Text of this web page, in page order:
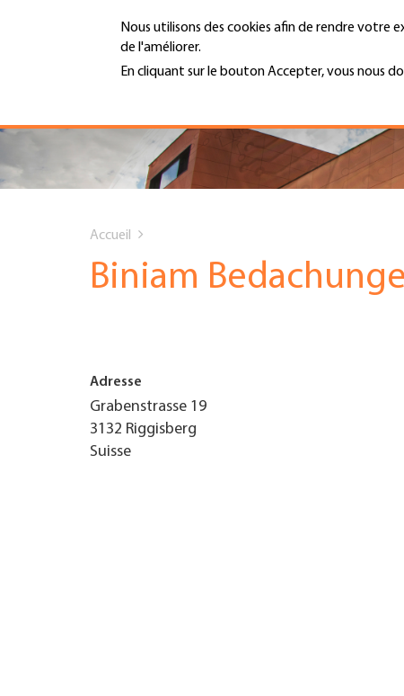
Nous utilisons des cookies afin de rendre votre
de l'améliorer.
En cliquant sur le bouton Accepter, vous nous
Hauptnavigation
PORTRAIT
SERVICES
INFOTHÈQUE
JOBS & CARRIÈRE
TROUVER ENTREPRISE
MENU
are
Accueil
Biniam
Adresse
Grabenstrasse 19
3132 Riggisberg
Suisse